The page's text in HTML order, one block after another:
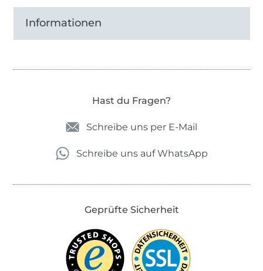
Informationen
Hast du Fragen?
Schreibe uns per E-Mail
Schreibe uns auf WhatsApp
Geprüfte Sicherheit